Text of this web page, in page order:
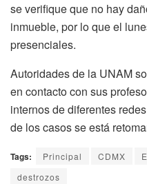
se verifique que no hay
inmueble, por lo que el
presenciales.
Autoridades de la UNAM
en contacto con sus
internos de diferentes
de los casos se está
Tags: Principal CDMX
destrozos